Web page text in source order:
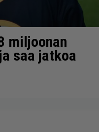
miljoonan
saa jatkoa